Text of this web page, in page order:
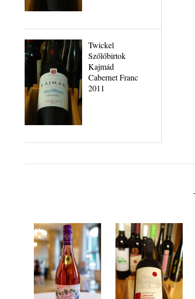
Twickel
Szőlőbirtok
Kajmád
Cabernet Franc
2011